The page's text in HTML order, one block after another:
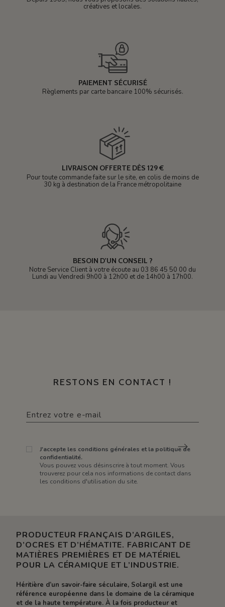
créatives et locales.
PAIEMENT SÉCURISÉ
Règlements par carte bancaire 100% sécurisés.
LIVRAISON OFFERTE DÈS 129 €
Pour toute commande faite sur le site, en colis de moins de
30 kg à destination de la France métropolitaine
BESOIN D'UN CONSEIL ?
Notre Service Client à votre écoute au 03 86 45 50 00 du
Lundi au Vendredi 9h00 à 12h00 et de 14h00 à 17h00.
RESTONS EN CONTACT !
J'accepte les conditions générales et la politique de
confidentialité.
Vous pouvez vous désinscrire à tout moment. Vous
trouverez pour cela nos informations de contact dans
les conditions d'utilisation du site.
PRODUCTEUR FRANÇAIS D’ARGILES,
D’OCRES ET D’HÉMATITE. FABRICANT DE
MATIÈRES PREMIÈRES ET DE MATÉRIEL
POUR LA CÉRAMIQUE ET L’INDUSTRIE.
Héritière d’un savoir-faire séculaire, Solargil est une
référence européenne dans le domaine de la céramique
et de la haute température. À la fois producteur et